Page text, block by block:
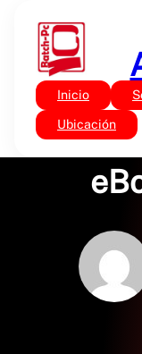
contenido
Inicio
Ubicación
Air